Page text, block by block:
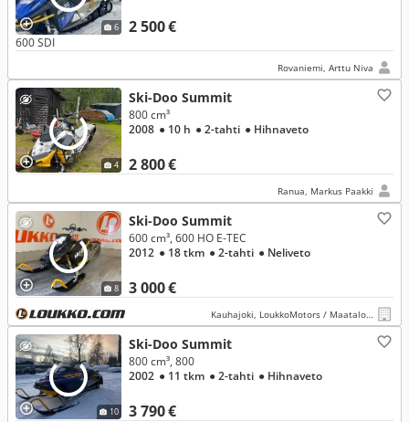
6 2 500 €
600 SDI
Rovaniemi, Arttu Niva
4
Ski-Doo Summit
2 800 €
800 cm³
2008 ● 10 h ● 2-tahti ● Hihnaveto
Ranua, Markus Paakki
8
Ski-Doo Summit
3 000 €
600 cm³, 600 HO E-TEC
2012 ● 18 tkm ● 2-tahti ● Neliveto
Kauhajoki, LoukkoMotors / Maatalous Kauhajoki
10
Ski-Doo Summit
3 790 €
800 cm³, 800
2002 ● 11 tkm ● 2-tahti ● Hihnaveto